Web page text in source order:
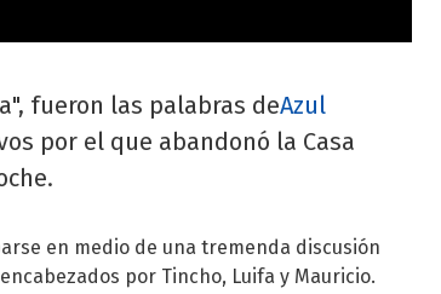
fueron las palabras deAzul
por el que abandonó la Casa
en medio de una tremenda discusión
por Tincho, Luifa y Mauricio.